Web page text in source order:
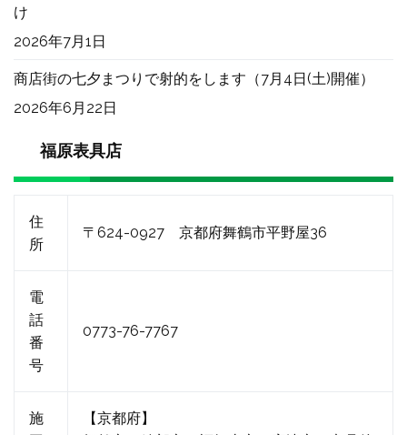
け
2026年7月1日
商店街の七夕まつりで射的をします（7月4日(土)開催）
2026年6月22日
福原表具店
住
所
〒624-0927 京都府舞鶴市平野屋36
電
話
番
号
0773-76-7767
施
【京都府】